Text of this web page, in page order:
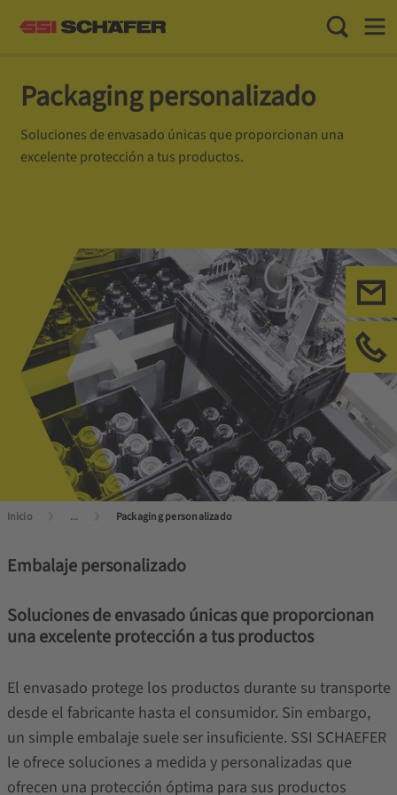
Toggle
Packaging personalizado
Soluciones de envasado únicas que proporcionan una
excelente protección a tus productos.
Inicio ... Packaging personalizado
Embalaje personalizado
Soluciones de envasado únicas que proporcionan
una excelente protección a tus productos
El envasado protege los productos durante su transporte
desde el fabricante hasta el consumidor. Sin embargo,
un simple embalaje suele ser insuficiente. SSI SCHAEFER
le ofrece soluciones a medida y personalizadas que
ofrecen una protección óptima para sus productos